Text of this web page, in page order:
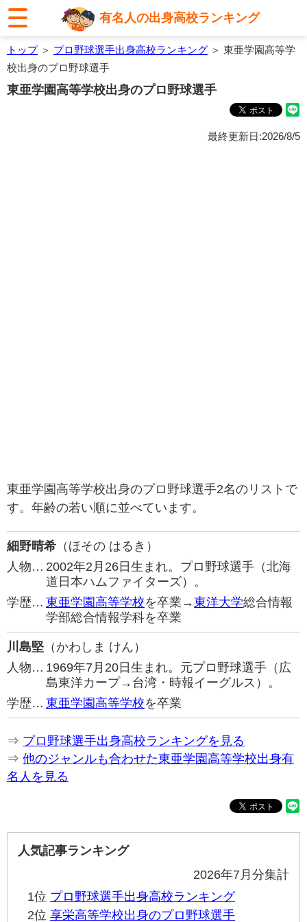
有名人の出身高校ランキング
トップ＞ プロ野球選手出身高校ランキング ＞ 東亜学園高等学
校出身のプロ野球選手
東亜学園高等学校出身のプロ野球選手
最終更新日:2026/8/5
東亜学園高等学校出身のプロ野球選手2名のリストで
す。年齢の若い順に並べています。
細野晴希 （ほその はるき）
人物… 2002年2月26日生まれ。プロ野球選手（北海
道日本ハムファイターズ）。
学歴… 東亜学園高等学校を卒業→東洋大学総合情報
学部総合情報学科を卒業
川島堅 （かわしま けん）
人物… 1969年7月20日生まれ。元プロ野球選手（広
島東洋カープ→台湾・時報イーグルス）。
学歴… 東亜学園高等学校を卒業
⇒ プロ野球選手出身高校ランキングを見る
⇒ 他のジャンルも合わせた東亜学園高等学校出身有
名人を見る
人気記事ランキング
2026年7月分集計
1位 プロ野球選手出身高校ランキング
2位 享栄高等学校出身のプロ野球選手